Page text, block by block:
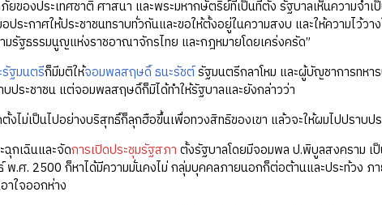
ของประเทศชาติ ศาสนา และพระมหากษัตริย์ที่เป็นที่ตั้ง รัฐบาลเห็นความจำ
ประกาศให้ประชาชนทราบทั่วกันและขอให้ตั้งอยู่ในความสงบ และให้ความไว้ว
มรัฐธรรมนูญแห่งราชอาณาจักรไทย และกฎหมายโดยเคร่งครัด”
ฐมนตรีก็มีมติให้จอมพลสฤษดิ์ ธนะรัชต์รัฐมนตรีกลาโหม และผู้บัญชาการทหา
ประชาชน แต่จอมพลสฤษดิ์ก็มิได้ทำให้รัฐบาลและยังกล่าวว่า
ตั้งไม่เป็นไปอย่างบริสุทธิ์ก็ลุกฮือขึ้นเพื่อทวงสิทธิของเขา แล้วจะให้ผมไปปราบป
ฉุกเฉินและจัดการเปิดประชุมรัฐสภา ตั้งรัฐบาลโดยมีจอมพล ป.พิบูลสงคราม
พ.ศ. 2500 ก็หาได้มีความมั่นคงไม่ กลุ่มบุคคลภายนอกก็ต่อต้านและประท้วง
าใจออกห่าง